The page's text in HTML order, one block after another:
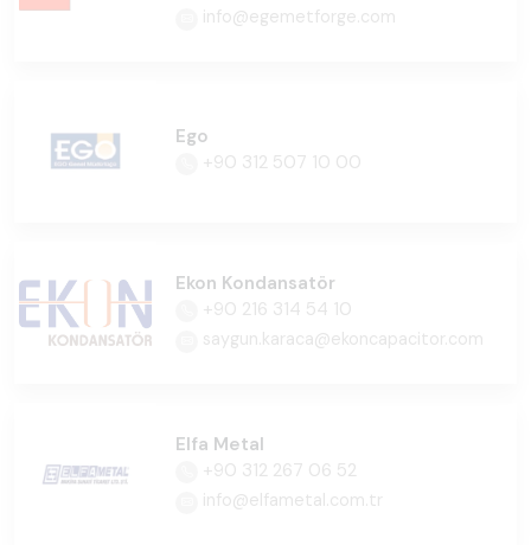
info@egemetforge.com
Ego
+90 312 507 10 00
Ekon Kondansatör
+90 216 314 54 10
saygun.karaca@ekoncapacitor.com
Elfa Metal
+90 312 267 06 52
info@elfametal.com.tr